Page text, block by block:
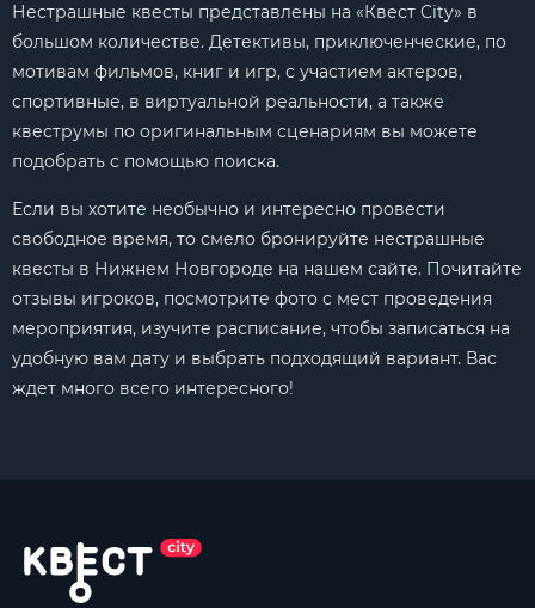
Нестрашные квесты представлены на «Квест City» в
большом количестве. Детективы, приключенческие, по
мотивам фильмов, книг и игр, с участием актеров,
спортивные, в виртуальной реальности, а также
квеструмы по оригинальным сценариям вы можете
подобрать с помощью поиска.
Если вы хотите необычно и интересно провести
свободное время, то смело бронируйте нестрашные
квесты в Нижнем Новгороде на нашем сайте. Почитайте
отзывы игроков, посмотрите фото с мест проведения
мероприятия, изучите расписание, чтобы записаться на
удобную вам дату и выбрать подходящий вариант. Вас
ждет много всего интересного!